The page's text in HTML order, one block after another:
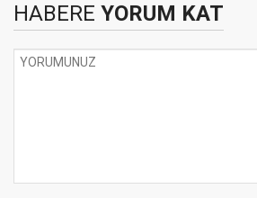
HABERE YORUM KAT